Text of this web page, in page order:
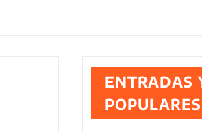
ENTRADAS
POPULARES